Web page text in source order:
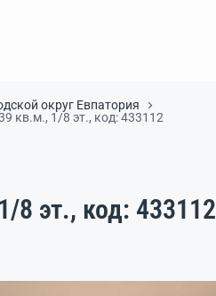
округ Евпатория
кв.м., 1/8 эт., код: 433112
8 эт., код: 433112